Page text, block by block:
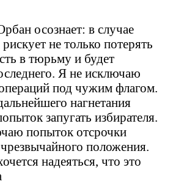
осознает: в случае
не только потерять
в тюрьму и будет
Я не исключаю
под чужим флагом.
нагнетания
запугать избирателя.
попыток отсрочки
положения.
надеяться, что это